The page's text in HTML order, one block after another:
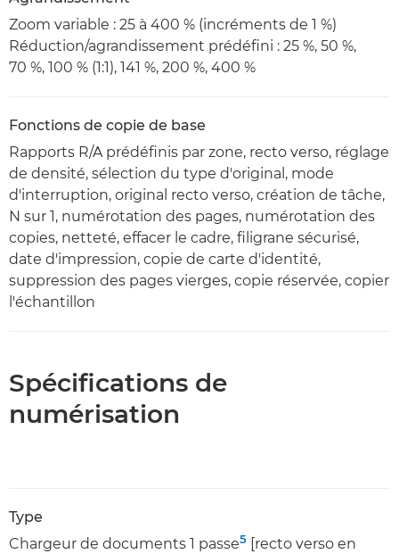
Zoom variable : 25 à 400 % (incréments de 1 %)
Réduction/agrandissement prédéfini : 25 %, 50 %,
70 %, 100 % (1:1), 141 %, 200 %, 400 %
Fonctions de copie de base
Rapports R/A prédéfinis par zone, recto verso, réglage
de densité, sélection du type d'original, mode
d'interruption, original recto verso, création de tâche,
N sur 1, numérotation des pages, numérotation des
copies, netteté, effacer le cadre, filigrane sécurisé,
date d'impression, copie de carte d'identité,
suppression des pages vierges, copie réservée, copier
l'échantillon
Spécifications de
numérisation
Type
Chargeur de documents 1 passe5 [recto verso en